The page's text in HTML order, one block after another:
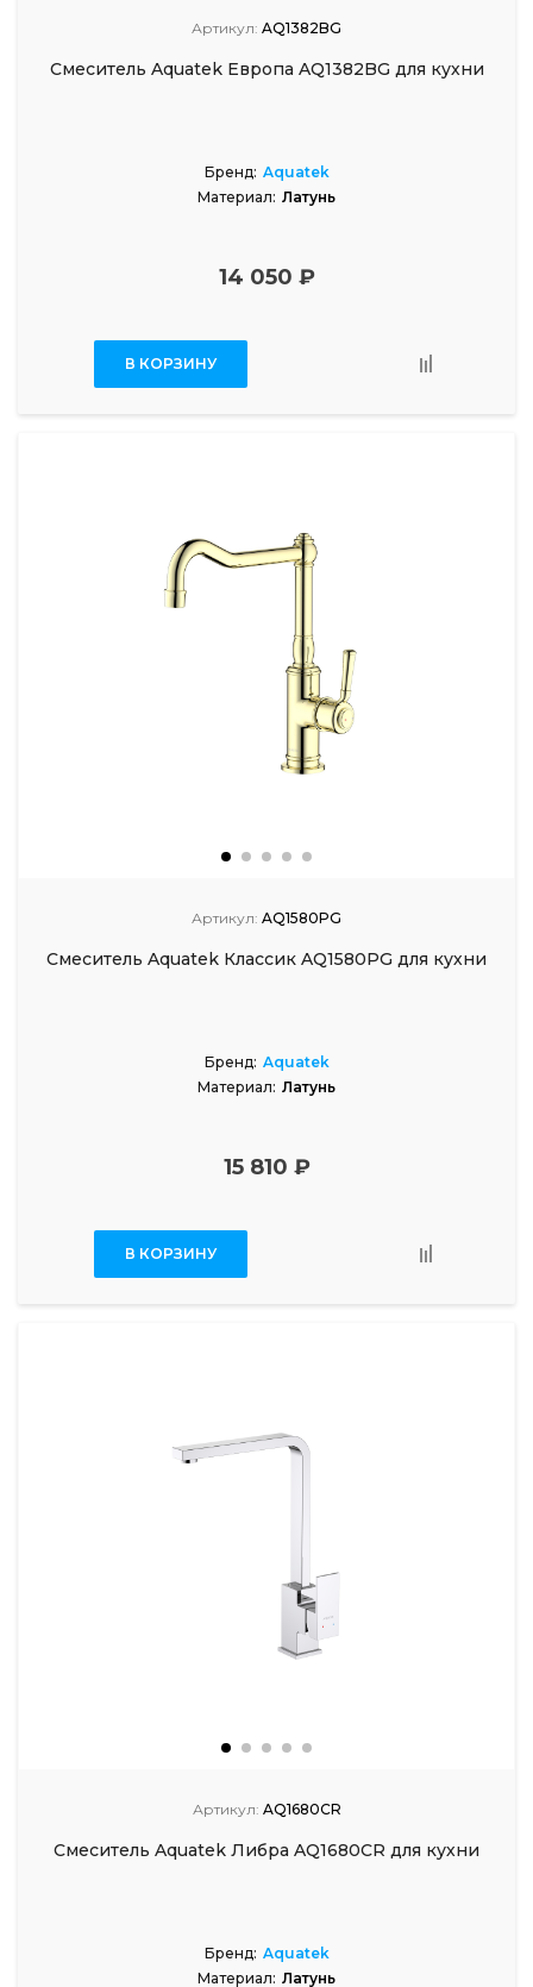
Артикул: AQ1382BG
Смеситель Aquatek Европа AQ1382BG для кухни
Бренд: Aquatek
Материал: Латунь
14 050 ₽
В КОРЗИНУ
Артикул: AQ1580PG
Смеситель Aquatek Классик AQ1580PG для кухни
Бренд: Aquatek
Материал: Латунь
15 810 ₽
В КОРЗИНУ
Артикул: AQ1680CR
Смеситель Aquatek Либра AQ1680CR для кухни
Бренд: Aquatek
Материал: Латунь